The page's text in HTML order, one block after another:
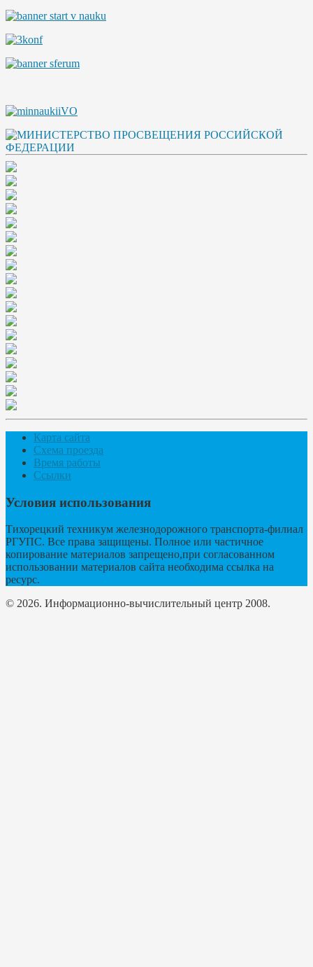
Карта сайта
Схема проезда
Время работы
Ссылки
Условия использования
Тихорецкий техникум железнодорожного транспорта-филиал
РГУПС. Все права защищены. Полное или частичное
копирование материалов запрещено,при согласованном
использовании материалов сайта необходима ссылка на
ресурс.
© 2026. Информационно-вычислительный центр 2008.